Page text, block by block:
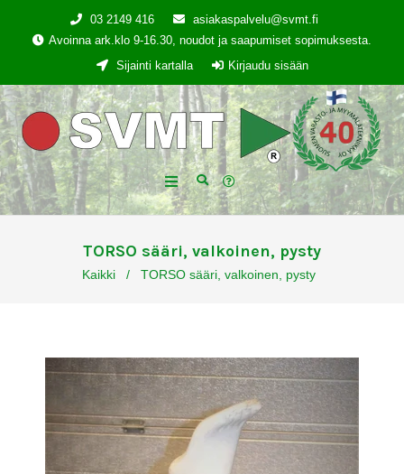
03 2149 416
asiakaspalvelu@svmt.fi
Avoinna ark.klo 9-16.30, noudot ja saapumiset sopimuksesta.
Sijainti kartalla
Kirjaudu sisään
TORSO sääri, valkoinen, pysty
Kaikki / TORSO sääri, valkoinen, pysty